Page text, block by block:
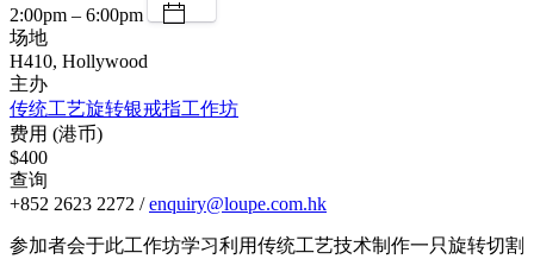
2:00pm – 6:00pm
场地
H410, Hollywood
主办
传统工艺旋转银戒指工作坊
费用 (港币)
$400
查询
+852 2623 2272 /enquiry@loupe.com.hk
参加者会于此工作坊学习利用传统工艺技术制作一只旋转切割